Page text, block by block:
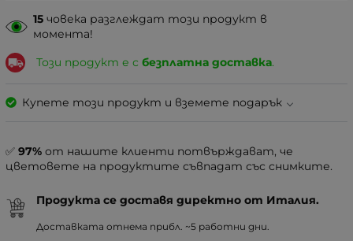
15 човека разглеждат този продукт в
момента!
Този продукт е с безплатна доставка.
Купете този продукт и вземете подарък
✅ 97% от нашите клиенти потвърждават, че
цветовете на продуктите съвпадат със снимките.
Продукта се доставя директно от Италия.
Доставката отнема прибл. ~5 работни дни.